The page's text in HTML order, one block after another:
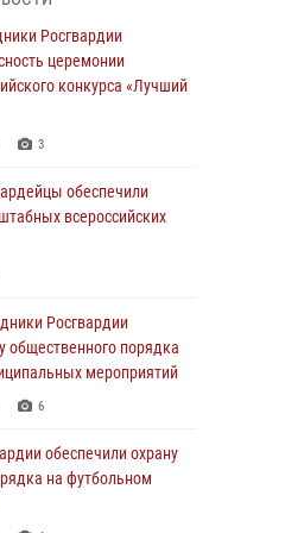
и личный состав
участие в празднествах,
канонизации Фёдора
Росгвардии
повредившего
жителей
Росгвардии
подозреваемого в
повреждений супруге
Росгвардии
церемонии
конкурса «Лучший
3
обеспечили
всероссийских
Росгвардии
общественного порядка
мероприятий
6
обеспечили охрану
на футбольном